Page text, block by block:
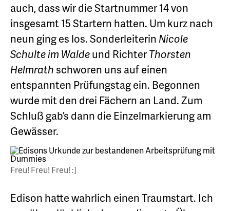
auch, dass wir die Startnummer 14 von
insgesamt 15 Startern hatten. Um kurz nach
neun ging es los. Sonderleiterin Nicole
Schulte im Waldeund RichterThorsten
Helmrath schworen uns auf einen
entspannten Prüfungstag ein. Begonnen
wurde mit den drei Fächern an Land. Zum
Schluß gab’s dann die Einzelmarkierung am
Gewässer.
Freu! Freu! Freu! :]
Edison hatte wahrlich einen Traumstart. Ich